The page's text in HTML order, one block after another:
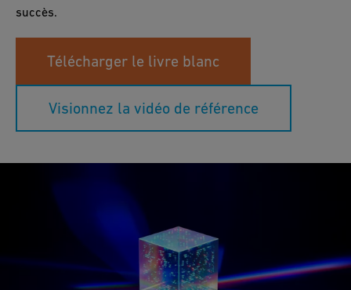
succès.
Télécharger le livre blanc
Visionnez la vidéo de référence